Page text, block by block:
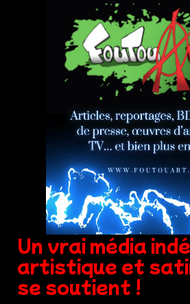
Un vrai média
artistique et
se soutient !